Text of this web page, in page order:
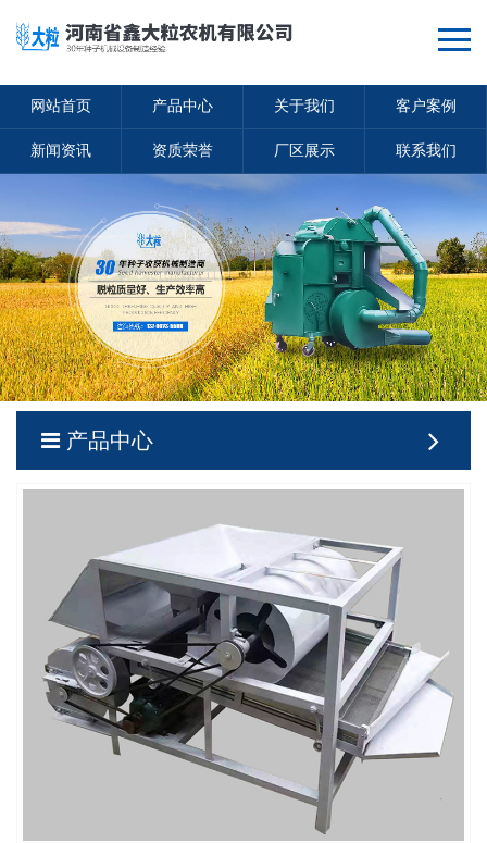
网站首页 产品中心 关于我们 客户案例
新闻资讯 资质荣誉 厂区展示 联系我们
产品中心